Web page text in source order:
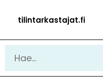
sisältöön
tilintarkastajat.fi